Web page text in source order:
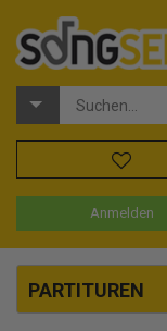
Anmelden
PARTITUREN